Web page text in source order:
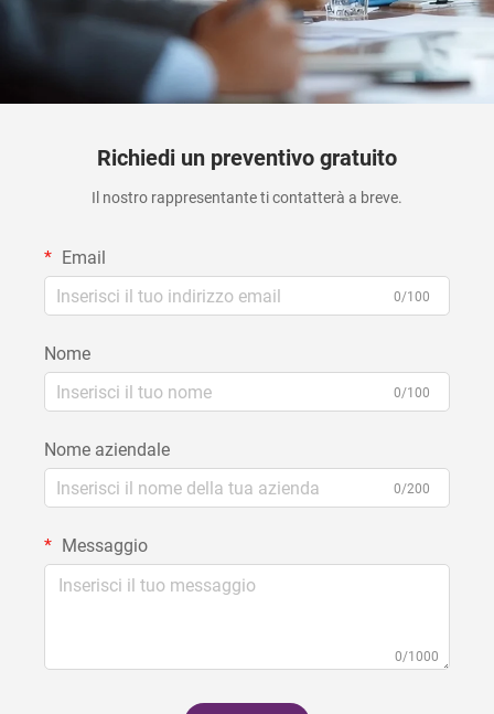
Richiedi un preventivo gratuito
Il nostro rappresentante ti contatterà a breve.
Email
0/100
Nome
0/100
Nome aziendale
0/200
Messaggio
0/1000